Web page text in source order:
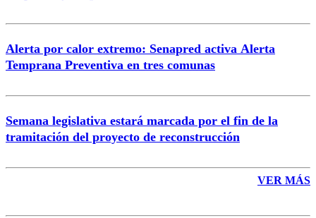
Alerta por calor extremo: Senapred activa Alerta
Temprana Preventiva en tres comunas
Semana legislativa estará marcada por el fin de la
tramitación del proyecto de reconstrucción
VER MÁS